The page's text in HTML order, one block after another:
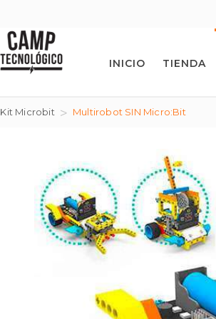
INICIO TIENDA
Kit Microbit Multirobot SIN Micro:Bit